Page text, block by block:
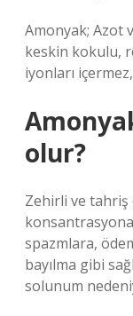
Amonyak; Azot
keskin kokulu,
iyonları
olur?
Zehirli ve
spazmlara,
bayılma gibi
solunum